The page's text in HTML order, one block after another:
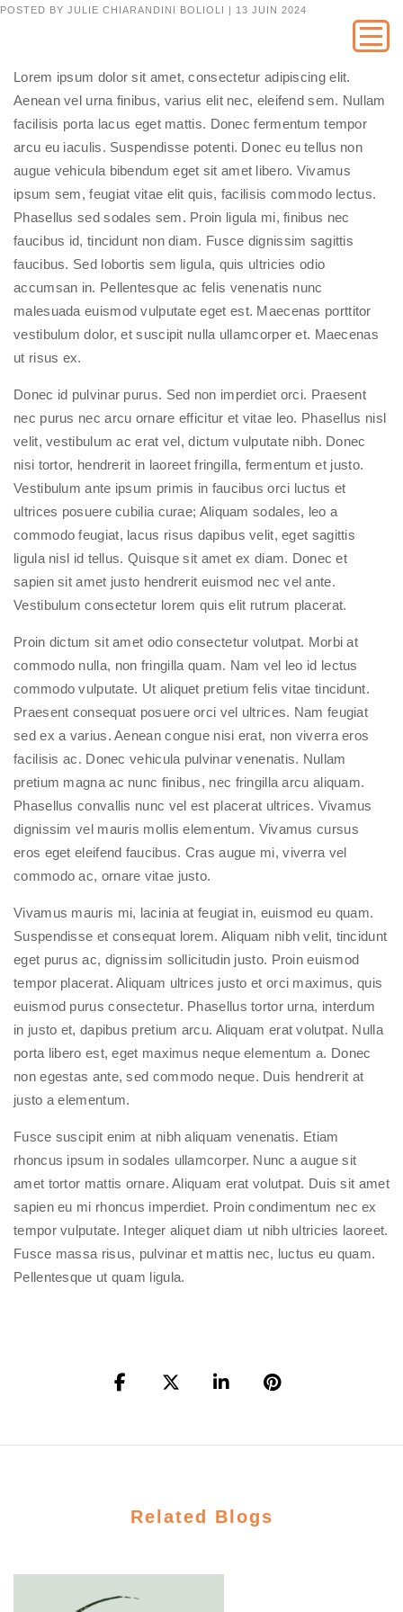
POSTED BY JULIE CHIARANDINI BOLIOLI | 13 JUIN 2024
Lorem ipsum dolor sit amet, consectetur adipiscing elit.
Aenean vel urna finibus, varius elit nec, eleifend sem. Nullam
facilisis porta lacus eget mattis. Donec fermentum tempor
arcu eu iaculis. Suspendisse potenti. Donec eu tellus non
augue vehicula bibendum eget sit amet libero. Vivamus
ipsum sem, feugiat vitae elit quis, facilisis commodo lectus.
Phasellus sed sodales sem. Proin ligula mi, finibus nec
faucibus id, tincidunt non diam. Fusce dignissim sagittis
faucibus. Sed lobortis sem ligula, quis ultricies odio
accumsan in. Pellentesque ac felis venenatis nunc
malesuada euismod vulputate eget est. Maecenas porttitor
vestibulum dolor, et suscipit nulla ullamcorper et. Maecenas
ut risus ex.
Donec id pulvinar purus. Sed non imperdiet orci. Praesent
nec purus nec arcu ornare efficitur et vitae leo. Phasellus nisl
velit, vestibulum ac erat vel, dictum vulputate nibh. Donec
nisi tortor, hendrerit in laoreet fringilla, fermentum et justo.
Vestibulum ante ipsum primis in faucibus orci luctus et
ultrices posuere cubilia curae; Aliquam sodales, leo a
commodo feugiat, lacus risus dapibus velit, eget sagittis
ligula nisl id tellus. Quisque sit amet ex diam. Donec et
sapien sit amet justo hendrerit euismod nec vel ante.
Vestibulum consectetur lorem quis elit rutrum placerat.
Proin dictum sit amet odio consectetur volutpat. Morbi at
commodo nulla, non fringilla quam. Nam vel leo id lectus
commodo vulputate. Ut aliquet pretium felis vitae tincidunt.
Praesent consequat posuere orci vel ultrices. Nam feugiat
sed ex a varius. Aenean congue nisi erat, non viverra eros
facilisis ac. Donec vehicula pulvinar venenatis. Nullam
pretium magna ac nunc finibus, nec fringilla arcu aliquam.
Phasellus convallis nunc vel est placerat ultrices. Vivamus
dignissim vel mauris mollis elementum. Vivamus cursus
eros eget eleifend faucibus. Cras augue mi, viverra vel
commodo ac, ornare vitae justo.
Vivamus mauris mi, lacinia at feugiat in, euismod eu quam.
Suspendisse et consequat lorem. Aliquam nibh velit, tincidunt
eget purus ac, dignissim sollicitudin justo. Proin euismod
tempor placerat. Aliquam ultrices justo et orci maximus, quis
euismod purus consectetur. Phasellus tortor urna, interdum
in justo et, dapibus pretium arcu. Aliquam erat volutpat. Nulla
porta libero est, eget maximus neque elementum a. Donec
non egestas ante, sed commodo neque. Duis hendrerit at
justo a elementum.
Fusce suscipit enim at nibh aliquam venenatis. Etiam
rhoncus ipsum in sodales ullamcorper. Nunc a augue sit
amet tortor mattis ornare. Aliquam erat volutpat. Duis sit amet
sapien eu mi rhoncus imperdiet. Proin condimentum nec ex
tempor vulputate. Integer aliquet diam ut nibh ultricies laoreet.
Fusce massa risus, pulvinar et mattis nec, luctus eu quam.
Pellentesque ut quam ligula.
Related Blogs